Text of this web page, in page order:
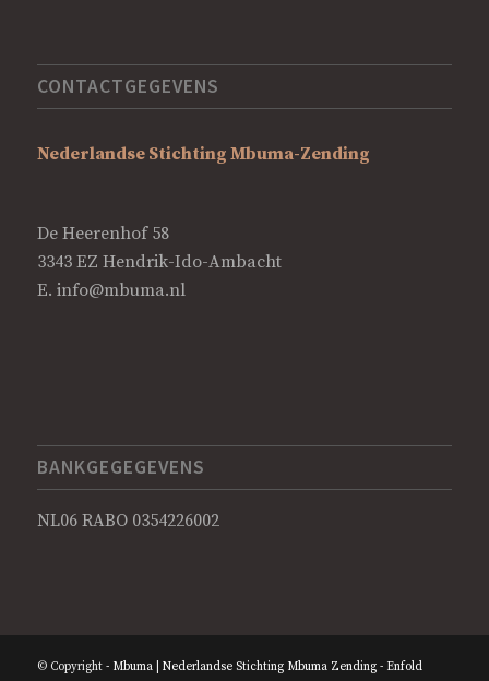
CONTACTGEGEVENS
Nederlandse Stichting Mbuma-Zending
De Heerenhof 58
3343 EZ Hendrik-Ido-Ambacht
E. info@mbuma.nl
BANKGEGEGEVENS
NL06 RABO 0354226002
© Copyright - Mbuma | Nederlandse Stichting Mbuma Zending- Enfold